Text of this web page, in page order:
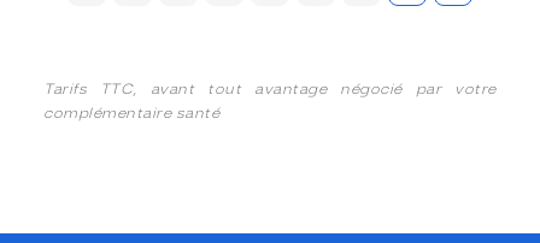
Tarifs TTC, avant tout avantage négocié par votre
complémentaire santé